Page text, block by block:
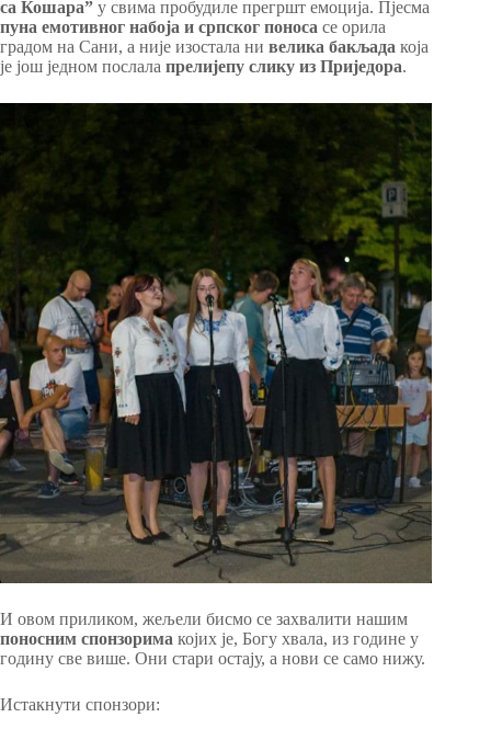
са Кошара” у свима пробудиле прегршт емоција. Пјесма
пуна емотивног набоја и српског поноса се орила
градом на Сани, а није изостала ни велика бакљада која
је још једном послала прелијепу слику из Приједора.
И овом приликом, жељели бисмо се захвалити нашим
поносним спонзорима којих је, Богу хвала, из године у
годину све више. Они стари остају, а нови се само нижу.
Истакнути спонзори: